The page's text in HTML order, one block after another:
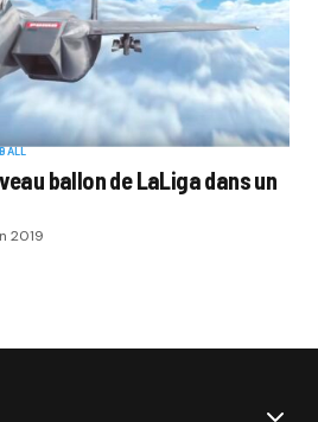
ballon de LaLiga dans un
2019